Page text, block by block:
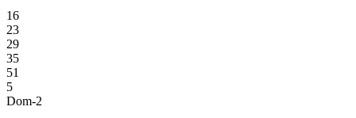
16
23
29
35
51
5
Dom-2